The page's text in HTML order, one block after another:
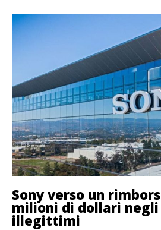
Sony verso un
milioni di dollari negli
illegittimi